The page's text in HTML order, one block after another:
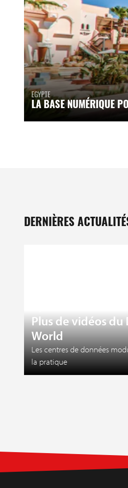
EGYPTE
LA BASE NUMÉRIQUE
DERNIÈRES
Plus de vidéos du
World
Les centres de données
la pratique